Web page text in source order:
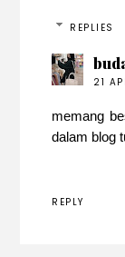
REPLIES
21
memang
dalam blog
REPLY